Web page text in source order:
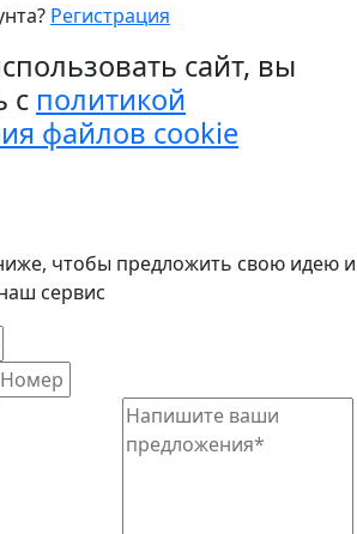
Регистрация
сайт, вы
с политикой
файлов cookie
чтобы предложить свою идею и
сервис